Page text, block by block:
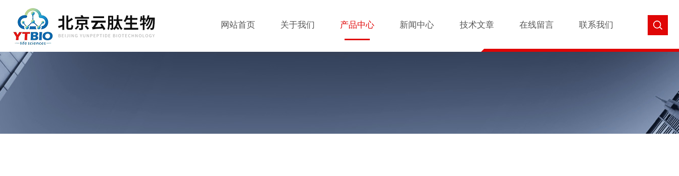
网站首页 关于我们 产品中心 新闻中心 技术文章 在线留言 联系我们